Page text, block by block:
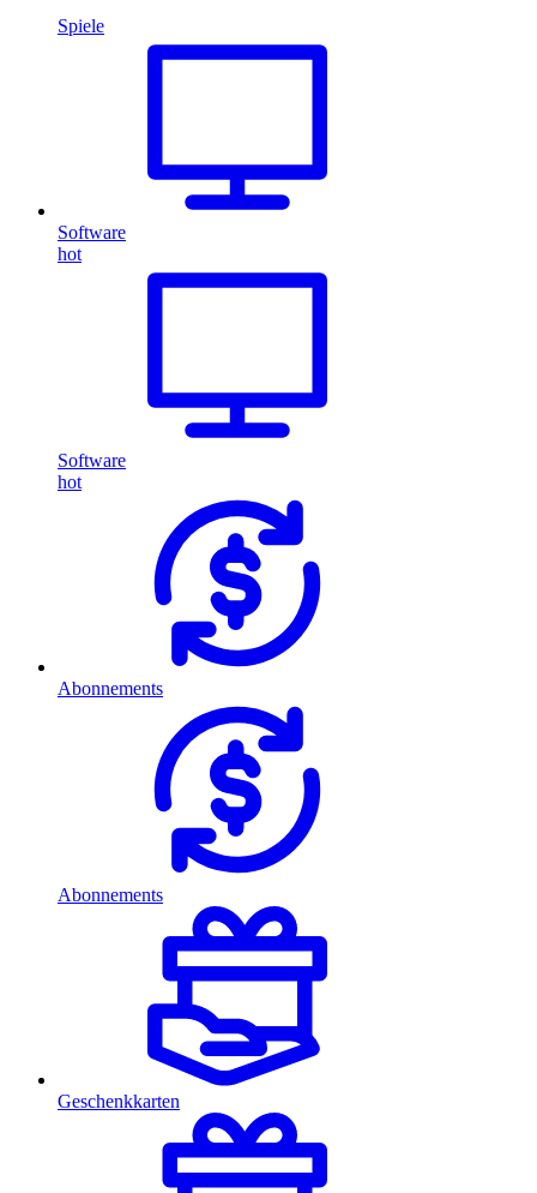
Spiele
Software
hot
Software
hot
Abonnements
Abonnements
Geschenkkarten